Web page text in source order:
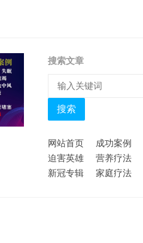
搜索文章
搜索
网站首页 成功案例
迫害英雄
营养疗法
新冠专辑
家庭疗法